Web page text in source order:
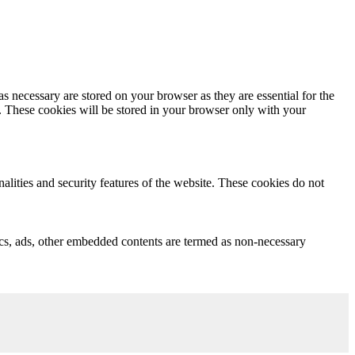
are stored on your browser as they are essential for the
These cookies will be stored in your browser only with your
and security features of the website. These cookies do not
other embedded contents are termed as non-necessary